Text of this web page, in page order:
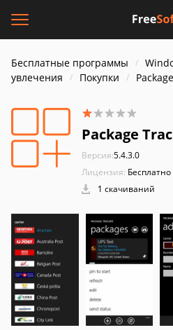
Бесплатные программы
увлечения
Покупки
Package
Версия:5.4.3.0
Лицензия:
1 скачиваний